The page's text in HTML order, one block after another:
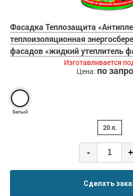
Фасадка Теплозащита
теплоизоляционная
фасадов «жидкий утеплитель
Изготавливается
Цена: по
Белый
20 л.
- +
Сделать